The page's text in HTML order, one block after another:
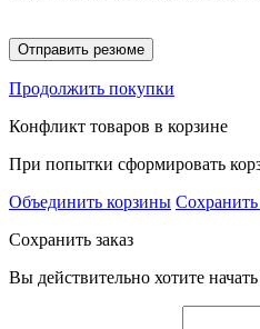
Отправить резюме
Продолжить покупки
Конфликт товаров в корзине
При попытки сформировать
Объединить корзины
Сохранить заказ
Вы действительно хотите